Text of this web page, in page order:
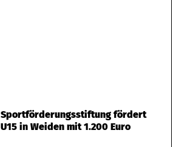
Sportförderungsstiftung fördert
U15 in Weiden mit 1.200 Euro